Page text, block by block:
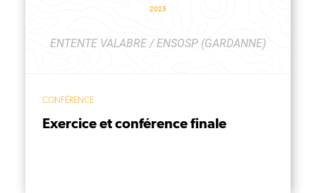
2025
ENTENTE VALABRE / ENSOSP (GARDANNE)
CONFÉRENCE
Exercice et conférence finale